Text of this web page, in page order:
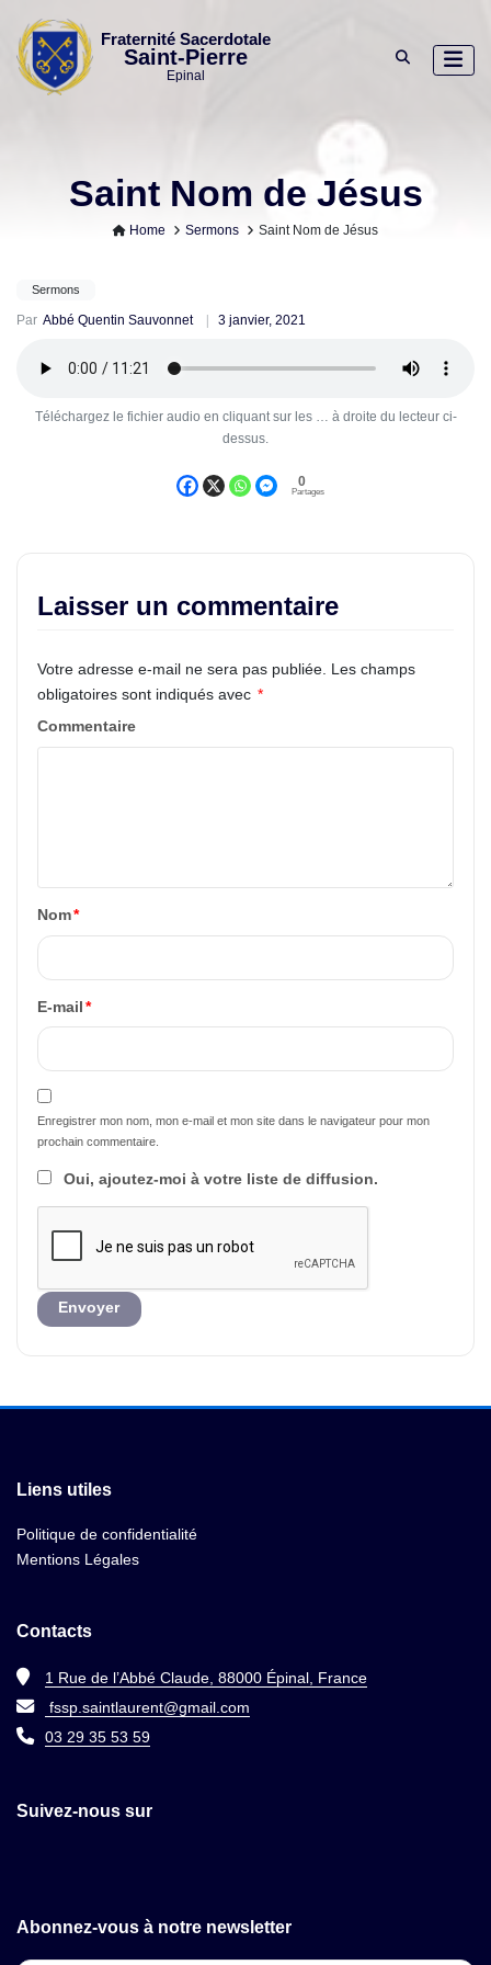
content
Fraternité Sacerdotale
Saint-Pierre
Epinal
Saint Nom de Jésus
Home Sermons Saint Nom de Jésus
Sermons
Par Abbé Quentin Sauvonnet 3 janvier, 2021
Téléchargez le fichier audio en cliquant sur les … à droite du lecteur ci-
dessus.
0
Partages
Laisser un commentaire
Votre adresse e-mail ne sera pas publiée.
Les champs
obligatoires sont indiqués avec *
Commentaire
Nom*
E-mail *
Enregistrer mon nom, mon e-mail et mon site dans le navigateur pour mon
prochain commentaire.
Oui, ajoutez-moi à votre liste de diffusion.
Liens utiles
Politique de confidentialité
Mentions Légales
Contacts
1 Rue de l’Abbé Claude, 88000 Épinal, France
fssp.saintlaurent@gmail.com
03 29 35 53 59
Suivez-nous sur
Abonnez-vous à notre newsletter